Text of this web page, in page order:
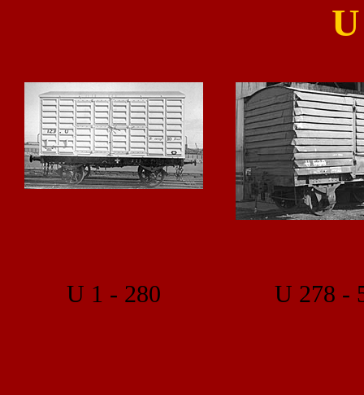
U 1 - 280 U 278 -